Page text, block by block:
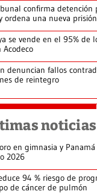
confirma detención
ordena una nueva
se vende en el 95% de
denuncian fallos
de reintegro
noticias
en gimnasia y
2026
94 % riesgo de
de cáncer de pulmón